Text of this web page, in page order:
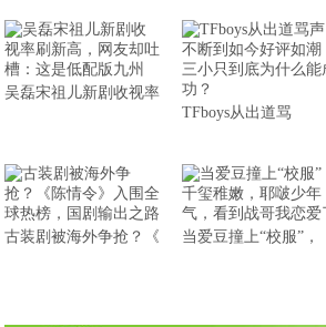
吴磊宋祖儿新剧收视率
TFboys从出道骂
古装剧被海外争抢？《 当爱豆撞上“校服”，